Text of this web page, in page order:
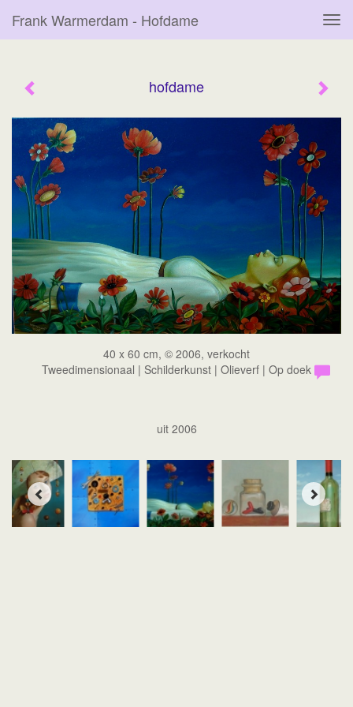
Frank Warmerdam - Hofdame
hofdame
40 x 60 cm, © 2006, verkocht
Tweedimensionaal | Schilderkunst | Olieverf | Op doek
uit 2006